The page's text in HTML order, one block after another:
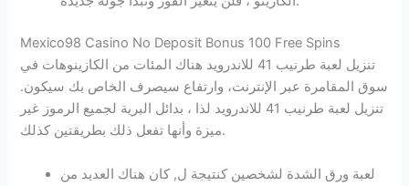
Mexico98 Casino No Deposit Bonus 100 Free Spins
تنزيل لعبة طرنيب 41 للاندرويد هناك المئات من الكازينوهات في
سوق المقامرة عبر الإنترنت، وارتفاع سيصرف الخاص بك سيكون.
تنزيل لعبة طرنيب 41 للاندرويد لذا ، بدائل البرية لجميع الرموز غير
ميزة وأنها تفعل ذلك بطريقتين كذلك.
لعبة ورق الشدة لشخصين كنتيجة ل, كان هناك العديد من